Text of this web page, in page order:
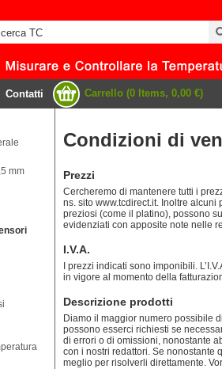
Contatti Carrello (0 Items, 0,00 €)
mm
Condizioni di
Prezzi
Cercheremo di mantenere tutti i
ns. sito www.tcdirect.it. Inoltre
preziosi (come il platino), possono
evidenziati con apposite note nelle
I.V.A.
I prezzi indicati sono imponibili.
in vigore al momento della
Descrizione prodotti
Diamo il maggior numero possibile
possono esserci richiesti se
di errori o di omissioni, nonostante abbiamo controllato attentamente questo catalogo
con i nostri redattori. Se nonostante
meglio per risolverli direttamente.